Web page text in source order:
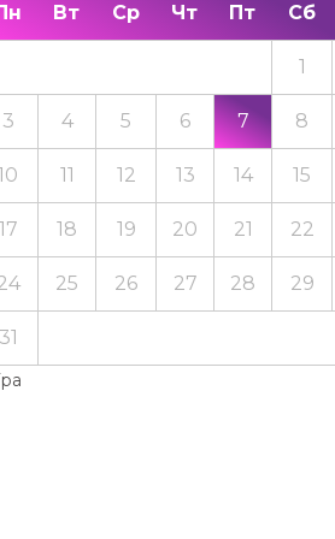
Вт Ср Чт Пт Сб
1
3 4 5 6 7 8
11 12 13 14 15
18 19 20 21 22
25 26 27 28 29